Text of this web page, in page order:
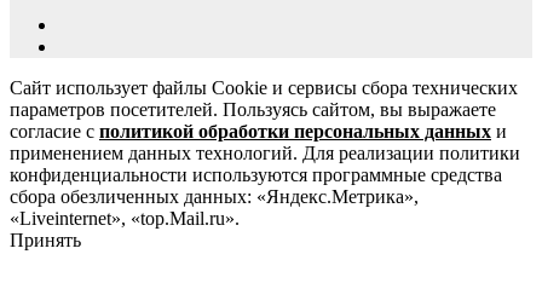
Сайт использует файлы Cookie и сервисы сбора технических
параметров посетителей. Пользуясь сайтом, вы выражаете
согласие с политикой обработки персональных данных и
применением данных технологий. Для реализации политики
конфиденциальности используются программные средства
сбора обезличенных данных: «Яндекс.Метрика»,
«Liveinternet», «top.Mail.ru».
Принять